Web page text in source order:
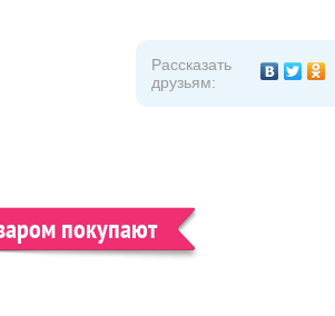
Рассказать
друзьям:
покупают